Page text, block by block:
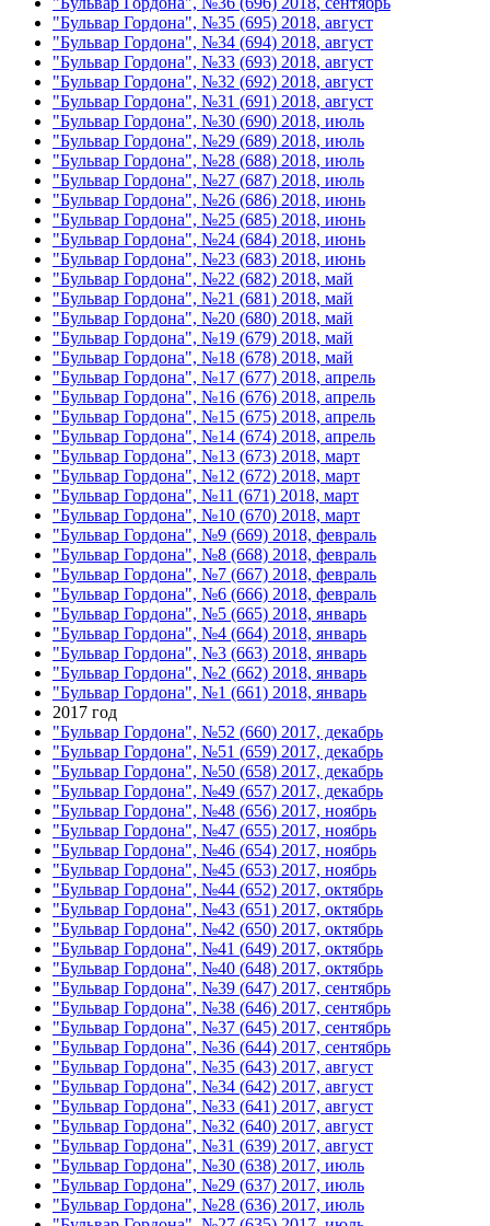
"Бульвар Гордона", №35 (695) 2018, август
"Бульвар Гордона", №34 (694) 2018, август
"Бульвар Гордона", №33 (693) 2018, август
"Бульвар Гордона", №32 (692) 2018, август
"Бульвар Гордона", №31 (691) 2018, август
"Бульвар Гордона", №30 (690) 2018, июль
"Бульвар Гордона", №29 (689) 2018, июль
"Бульвар Гордона", №28 (688) 2018, июль
"Бульвар Гордона", №27 (687) 2018, июль
"Бульвар Гордона", №26 (686) 2018, июнь
"Бульвар Гордона", №25 (685) 2018, июнь
"Бульвар Гордона", №24 (684) 2018, июнь
"Бульвар Гордона", №23 (683) 2018, июнь
"Бульвар Гордона", №22 (682) 2018, май
"Бульвар Гордона", №21 (681) 2018, май
"Бульвар Гордона", №20 (680) 2018, май
"Бульвар Гордона", №19 (679) 2018, май
"Бульвар Гордона", №18 (678) 2018, май
"Бульвар Гордона", №17 (677) 2018, апрель
"Бульвар Гордона", №16 (676) 2018, апрель
"Бульвар Гордона", №15 (675) 2018, апрель
"Бульвар Гордона", №14 (674) 2018, апрель
"Бульвар Гордона", №13 (673) 2018, март
"Бульвар Гордона", №12 (672) 2018, март
"Бульвар Гордона", №11 (671) 2018, март
"Бульвар Гордона", №10 (670) 2018, март
"Бульвар Гордона", №9 (669) 2018, февраль
"Бульвар Гордона", №8 (668) 2018, февраль
"Бульвар Гордона", №7 (667) 2018, февраль
"Бульвар Гордона", №6 (666) 2018, февраль
"Бульвар Гордона", №5 (665) 2018, январь
"Бульвар Гордона", №4 (664) 2018, январь
"Бульвар Гордона", №3 (663) 2018, январь
"Бульвар Гордона", №2 (662) 2018, январь
"Бульвар Гордона", №1 (661) 2018, январь
2017 год
"Бульвар Гордона", №52 (660) 2017, декабрь
"Бульвар Гордона", №51 (659) 2017, декабрь
"Бульвар Гордона", №50 (658) 2017, декабрь
"Бульвар Гордона", №49 (657) 2017, декабрь
"Бульвар Гордона", №48 (656) 2017, ноябрь
"Бульвар Гордона", №47 (655) 2017, ноябрь
"Бульвар Гордона", №46 (654) 2017, ноябрь
"Бульвар Гордона", №45 (653) 2017, ноябрь
"Бульвар Гордона", №44 (652) 2017, октябрь
"Бульвар Гордона", №43 (651) 2017, октябрь
"Бульвар Гордона", №42 (650) 2017, октябрь
"Бульвар Гордона", №41 (649) 2017, октябрь
"Бульвар Гордона", №40 (648) 2017, октябрь
"Бульвар Гордона", №39 (647) 2017, сентябрь
"Бульвар Гордона", №38 (646) 2017, сентябрь
"Бульвар Гордона", №37 (645) 2017, сентябрь
"Бульвар Гордона", №36 (644) 2017, сентябрь
"Бульвар Гордона", №35 (643) 2017, август
"Бульвар Гордона", №34 (642) 2017, август
"Бульвар Гордона", №33 (641) 2017, август
"Бульвар Гордона", №32 (640) 2017, август
"Бульвар Гордона", №31 (639) 2017, август
"Бульвар Гордона", №30 (638) 2017, июль
"Бульвар Гордона", №29 (637) 2017, июль
"Бульвар Гордона", №28 (636) 2017, июль